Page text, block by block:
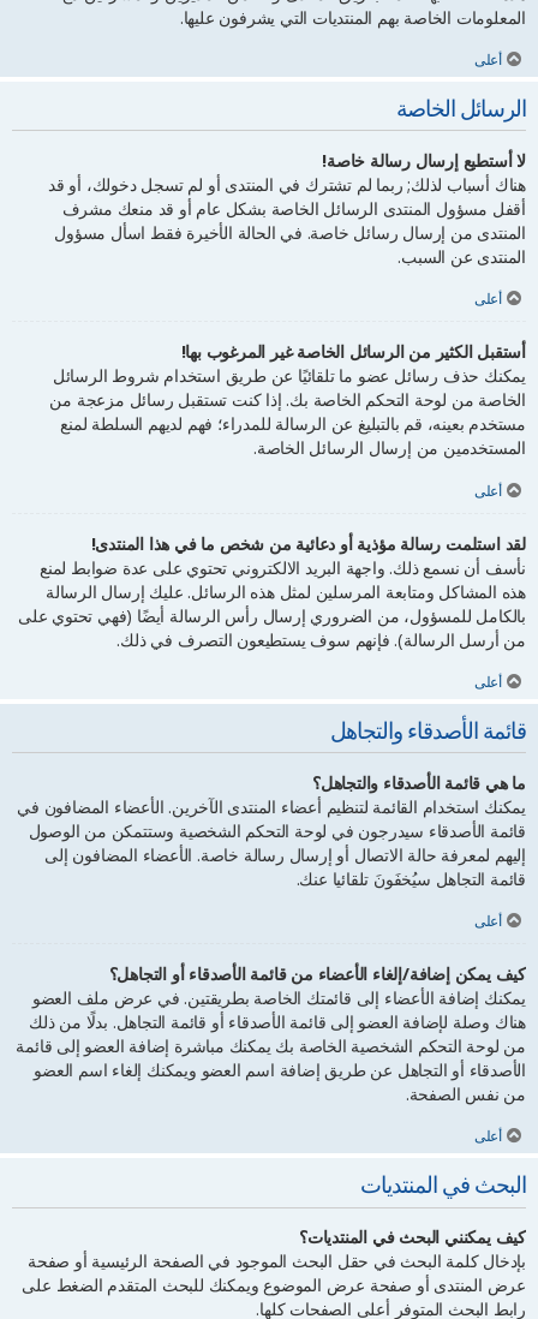
المعلومات الخاصة بهم المنتديات التي يشرفون عليها.
أعلى
الرسائل الخاصة
لا أستطيع إرسال رسالة خاصة!
هناك أسباب لذلك; ربما لم تشترك في المنتدى أو لم تسجل دخولك، أو قد
أقفل مسؤول المنتدى الرسائل الخاصة بشكل عام أو قد منعك مشرف
المنتدى من إرسال رسائل خاصة. في الحالة الأخيرة فقط اسأل مسؤول
المنتدى عن السبب.
أعلى
أستقبل الكثير من الرسائل الخاصة غير المرغوب بها!
يمكنك حذف رسائل عضو ما تلقائيًا عن طريق استخدام شروط الرسائل
الخاصة من لوحة التحكم الخاصة بك. إذا كنت تستقبل رسائل مزعجة من
مستخدم بعينه، قم بالتبليغ عن الرسالة للمدراء؛ فهم لديهم السلطة لمنع
المستخدمين من إرسال الرسائل الخاصة.
أعلى
لقد استلمت رسالة مؤذية أو دعائية من شخص ما في هذا المنتدى!
نأسف أن نسمع ذلك. واجهة البريد الالكتروني تحتوي على عدة ضوابط لمنع
هذه المشاكل ومتابعة المرسلين لمثل هذه الرسائل. عليك إرسال الرسالة
بالكامل للمسؤول، من الضروري إرسال رأس الرسالة أيضًا (فهي تحتوي على
من أرسل الرسالة). فإنهم سوف يستطيعون التصرف في ذلك.
أعلى
قائمة الأصدقاء والتجاهل
ما هي قائمة الأصدقاء والتجاهل؟
يمكنك استخدام القائمة لتنظيم أعضاء المنتدى الآخرين. الأعضاء المضافون في
قائمة الأصدقاء سيدرجون في لوحة التحكم الشخصية وستتمكن من الوصول
إليهم لمعرفة حالة الاتصال أو إرسال رسالة خاصة. الأعضاء المضافون إلى
قائمة التجاهل سيُخفَونَ تلقائيا عنك.
أعلى
كيف يمكن إضافة/إلغاء الأعضاء من قائمة الأصدقاء أو التجاهل؟
يمكنك إضافة الأعضاء إلى قائمتك الخاصة بطريقتين. في عرض ملف العضو
هناك وصلة لإضافة العضو إلى قائمة الأصدقاء أو قائمة التجاهل. بدلًا من ذلك
من لوحة التحكم الشخصية الخاصة بك يمكنك مباشرة إضافة العضو إلى قائمة
الأصدقاء أو التجاهل عن طريق إضافة اسم العضو ويمكنك إلغاء اسم العضو
من نفس الصفحة.
أعلى
البحث في المنتديات
كيف يمكنني البحث في المنتديات؟
بإدخال كلمة البحث في حقل البحث الموجود في الصفحة الرئيسية أو صفحة
عرض المنتدى أو صفحة عرض الموضوع ويمكنك للبحث المتقدم الضغط على
رابط البحث المتوفر أعلى الصفحات كلها.